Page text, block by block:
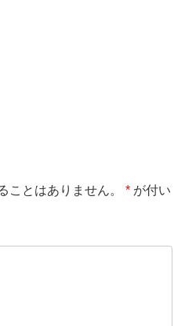
ことはありません。 * が付い